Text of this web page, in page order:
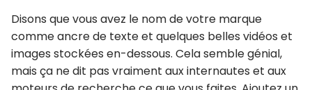
Disons que vous avez le nom de votre marque
comme ancre de texte et quelques belles vidéos et
images stockées en-dessous. Cela semble génial,
mais ça ne dit pas vraiment aux internautes et aux